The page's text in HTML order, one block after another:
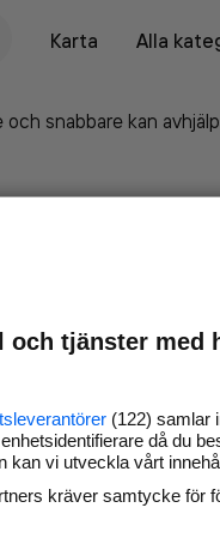
Karta
Alla
snabbare kan
Marknadsför
och tjänster med
(122) samlar
då du
kan vi utveckla vårt
kräver samtycke för